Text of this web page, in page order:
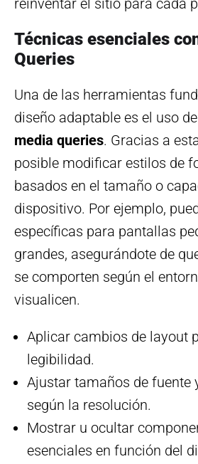
reinventar el sitio para cada
Técnicas esenciales
Queries
Una de las herramientas
diseño adaptable es el uso de
media queries. Gracias a
posible modificar estilos de
basados en el tamaño o
dispositivo. Por ejemplo,
específicas para pantallas
grandes, asegurándote de
se comporten según el
visualicen.
Aplicar cambios de layout
legibilidad.
Ajustar tamaños de fuente
según la resolución.
Mostrar u ocultar
esenciales en función del